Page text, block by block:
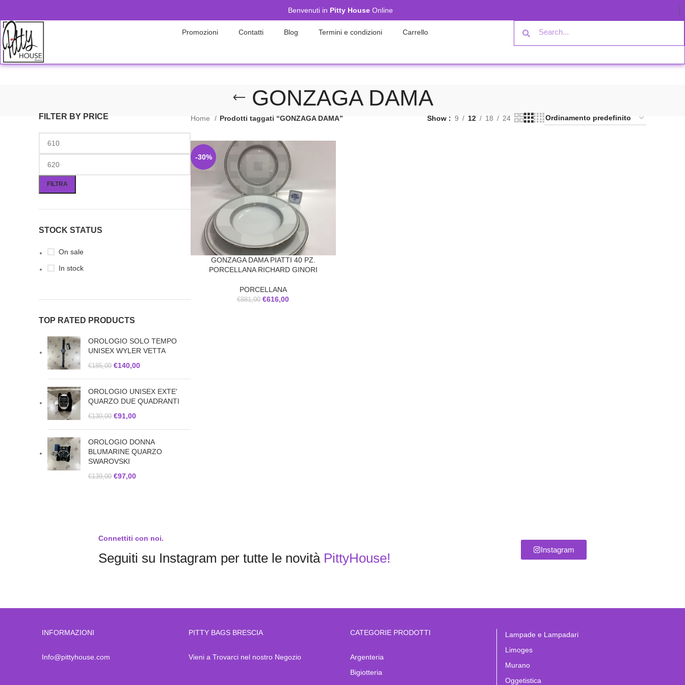
Benvenuti in Pitty House Online
Promozioni Contatti Blog Termini e condizioni Carrello
GONZAGA DAMA
FILTER BY PRICE
FILTRA
STOCK STATUS
On sale
In stock
TOP RATED PRODUCTS
OROLOGIO SOLO TEMPO
UNISEX WYLER VETTA
€185,00 €140,00
OROLOGIO UNISEX EXTE'
QUARZO DUE QUADRANTI
€130,00 €91,00
OROLOGIO DONNA
BLUMARINE QUARZO
SWAROVSKI
€139,00 €97,00
Home Prodotti taggati “GONZAGA DAMA” Show 9 12 18 24
-30%
GONZAGA DAMA PIATTI 40 PZ.
PORCELLANA RICHARD GINORI
PORCELLANA
€881,00 €616,00
Connettiti con noi.
Seguiti su Instagram per tutte le novità PittyHouse!
Instagram
INFORMAZIONI
Info@pittyhouse.com
PITTY BAGS BRESCIA
Vieni a Trovarci nel nostro Negozio
CATEGORIE PRODOTTI
Argenteria
Bigiotteria
Lampade e Lampadari
Limoges
Murano
Oggetistica